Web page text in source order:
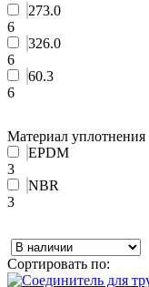
273.0
6
326.0
6
60.3
6
Материал уплотнения
EPDM
3
NBR
3
Сортировать по: